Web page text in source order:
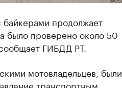
байкерами продолжает
было проверено около 50
ГИБДД РТ.
мотовладельцев, были
транспортным